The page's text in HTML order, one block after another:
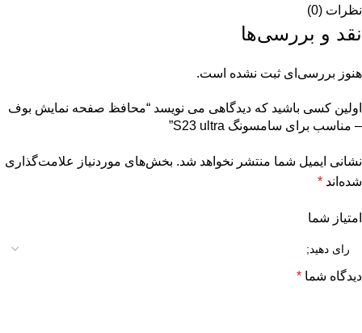
نظرات (0)
نقد و بررسی‌ها
هنوز بررسی‌ای ثبت نشده است.
اولین کسی باشید که دیدگاهی می نویسد “محافظ صفحه نمایش بوف
– مناسب برای سامسونگ S23 ultra”
نشانی ایمیل شما منتشر نخواهد شد. بخش‌های موردنیاز علامت‌گذاری
شده‌اند *
امتیاز شما
دیدگاه شما *